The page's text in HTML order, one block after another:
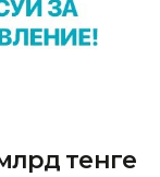
тенге